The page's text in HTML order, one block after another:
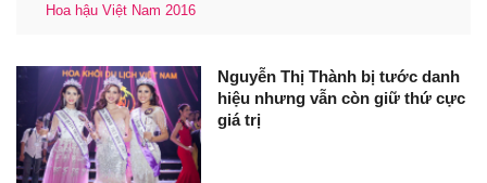
Hoa hậu Việt Nam 2016
Nguyễn Thị Thành bị tước danh
hiệu nhưng vẫn còn giữ thứ cực
giá trị